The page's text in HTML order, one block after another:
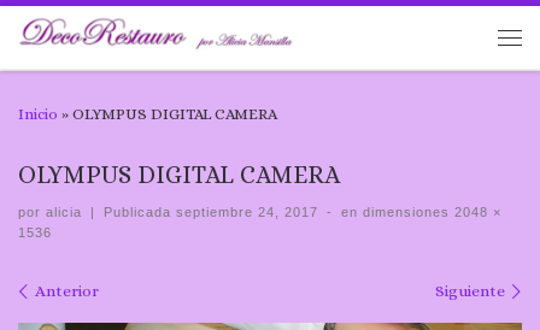
Inicio » OLYMPUS DIGITAL CAMERA
OLYMPUS DIGITAL CAMERA
por alicia | Publicadaseptiembre 24, 2017 - en dimensiones 2048 ×
1536
Navegación de imágenes
Anterior Siguiente